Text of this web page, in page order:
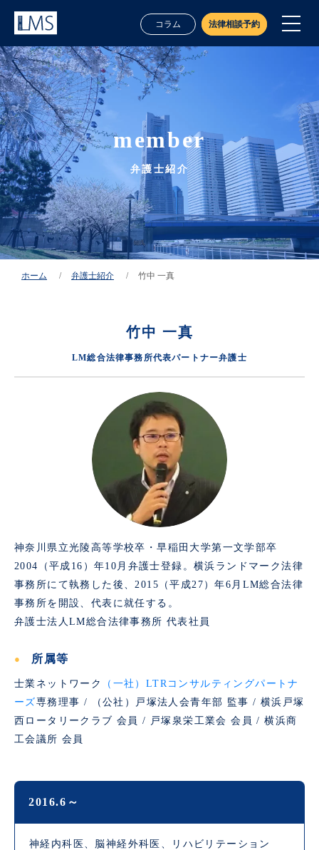
コラム 法律相談予約
業務案内
member
弁護士紹介
ホーム 弁護士紹介 竹中 一真
竹中 一真
LM総合法律事務所代表パートナー弁護士
神奈川県立光陵高等学校卒・早稲田大学第一文学部卒
2004（平成16）年10月弁護士登録。横浜ランドマーク法律
事務所にて執務した後、2015（平成27）年6月LM総合法律
事務所を開設、代表に就任する。
弁護士法人LM総合法律事務所 代表社員
所属等
士業ネットワーク
（一社）LTRコンサルティングパートナ
ーズ専務理事 / （公社）戸塚法人会青年部 監事 / 横浜戸塚
西ロータリークラブ 会員 / 戸塚泉栄工業会 会員 / 横浜商
工会議所 会員
2016.6～
神経内科医、脳神経外科医、リハビリテーション